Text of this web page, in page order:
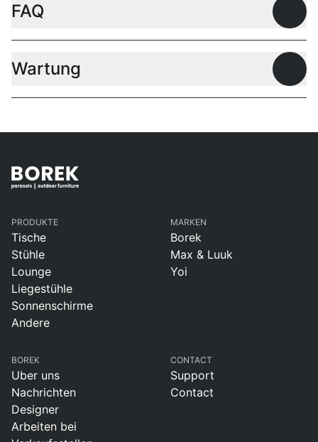
FAQ
Wartung
PRODUKTE
Tische
Stühle
Lounge
Liegestühle
Sonnenschirme
Andere
MARKEN
Borek
Max & Luuk
Yoi
BOREK
Uber uns
Nachrichten
Designer
Arbeiten bei
CONTACT
Support
Contact